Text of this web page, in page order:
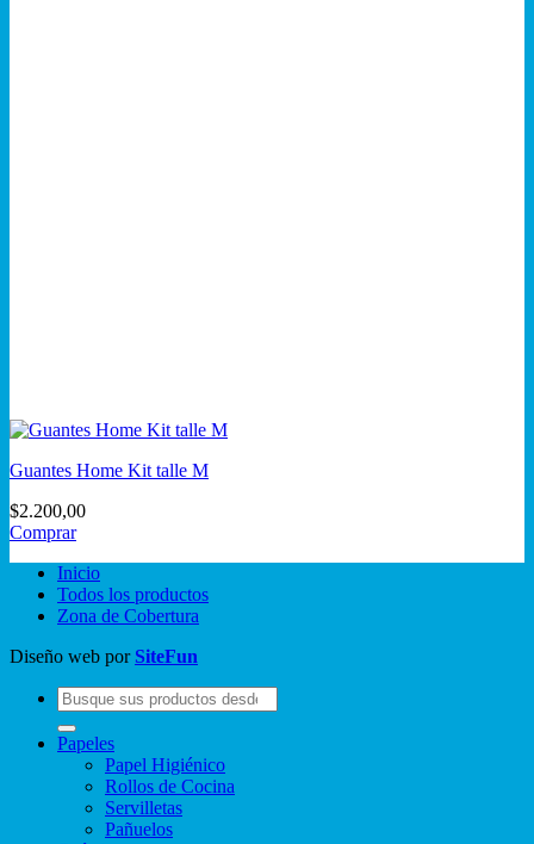
Guantes Home Kit talle M
$2.200,00
Comprar
Inicio
Todos los productos
Zona de Cobertura
Diseño web porSiteFun
Buscar
por:
Papeles
Papel Higiénico
Rollos de Cocina
Servilletas
Pañuelos